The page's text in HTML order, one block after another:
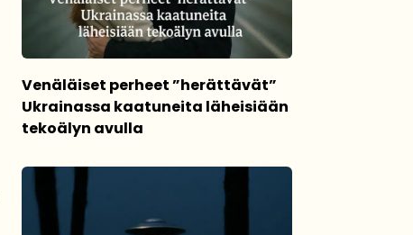
Venäläiset perheet ”herättävät”
Ukrainassa kaatuneita läheisiään
tekoälyn avulla